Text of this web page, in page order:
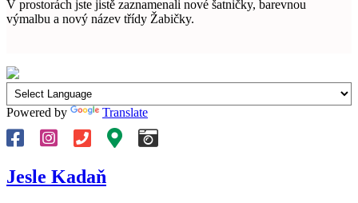
V prostorách jste jistě zaznamenali nové šatničky, barevnou
výmalbu a nový název třídy Žabičky.
Powered by Translate
Jesle Kadaň